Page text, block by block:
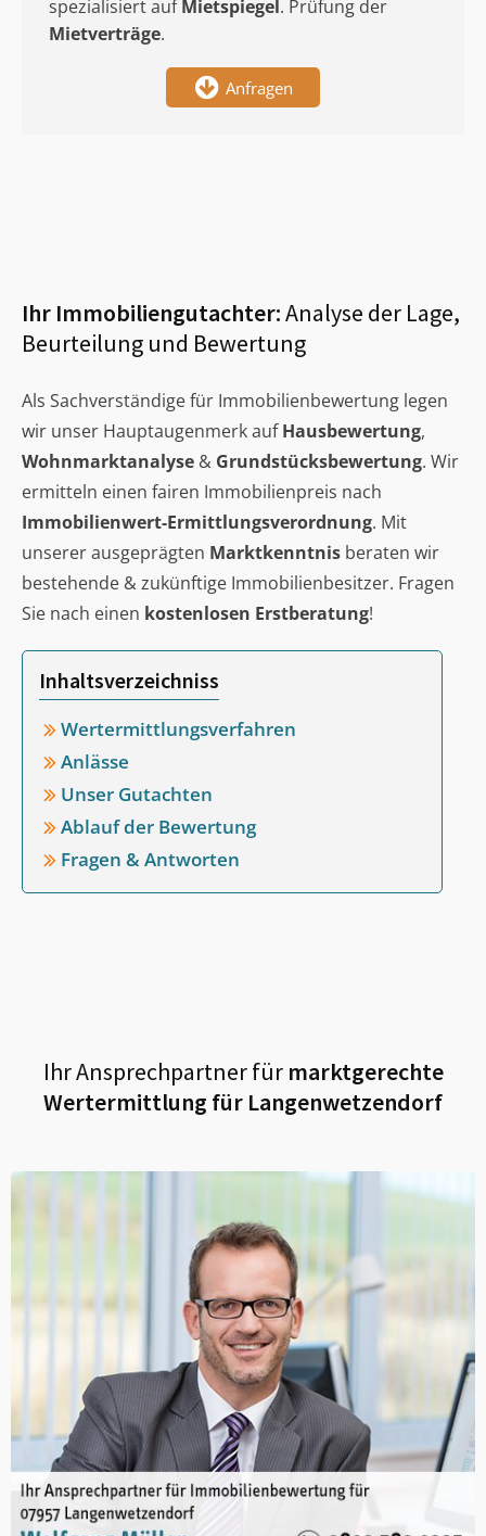
spezialisiert auf Mietspiegel . Prüfung der
Mietverträge.
Anfragen
Ihr Immobiliengutachter:Analyse der Lage,
Beurteilung und Bewertung
Als Sachverständige für Immobilienbewertung legen
wir unser Hauptaugenmerk aufHausbewertung,
Wohnmarktanalyse & Grundstücksbewertung. Wir
ermitteln einen fairen Immobilienpreis nach
Immobilienwert-Ermittlungsverordnung. Mit
unserer ausgeprägten Marktkenntnis beraten wir
bestehende & zukünftige Immobilienbesitzer. Fragen
Sie nach einen kostenlosen Erstberatung!
Inhaltsverzeichniss
Wertermittlungsverfahren
Anlässe
Unser Gutachten
Ablauf der Bewertung
Fragen & Antworten
Ihr Ansprechpartner fürmarktgerechte
Wertermittlung für Langenwetzendorf